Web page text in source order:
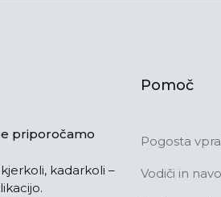
priporočamo
kadarkoli –
Pomoč
Pogosta
Vodiči in